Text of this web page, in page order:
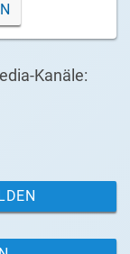
Kanäle: